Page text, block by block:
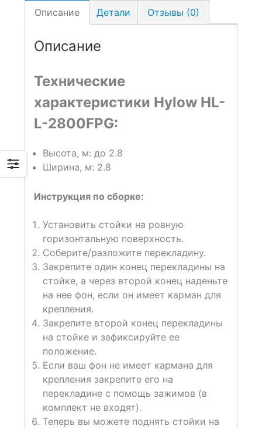
Описание Детали Отзывы (0)
Описание
Технические
характеристики Hylow HL-
L-2800FPG:
Высота, м: до 2.8
Ширина, м: 2.8
Инструкция по сборке:
Установить стойки на ровную
горизонтальную поверхность.
Соберите/разложите перекладину.
Закрепите один конец перекладины на
стойке, а через второй конец наденьте
на нее фон, если он имеет карман для
крепления.
Закрепите второй конец перекладины
на стойке и зафиксируйте ее
положение.
Если ваш фон не имеет кармана для
крепления закрепите его на
перекладине с помощь зажимов (в
комплект не входят).
Теперь вы можете поднять стойки на